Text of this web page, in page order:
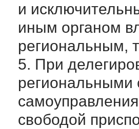
и
иным органом
региональным,
5. При
региональными
свободой